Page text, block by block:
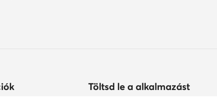
Töltsd le a alkalmazást